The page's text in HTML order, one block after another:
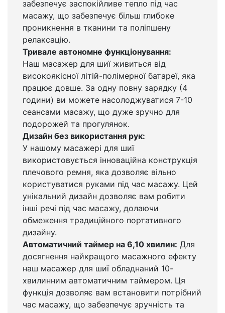
забезпечує заспокійливе тепло під час
масажу, що забезпечує більш глибоке
проникнення в тканини та поліпшену
релаксацію.
Тривале автономне функціонування:
Наш масажер для шиї живиться від
високоякісної літій-полімерної батареї, яка
працює довше. За одну повну зарядку (4
години) ви можете насолоджуватися 7-10
сеансами масажу, що дуже зручно для
подорожей та прогулянок.
Дизайн без використання рук:
У нашому масажері для шиї
використовується інноваційна конструкція
плечового ремня, яка дозволяє вільно
користуватися руками під час масажу. Цей
унікальний дизайн дозволяє вам робити
інші речі під час масажу, долаючи
обмеження традиційного портативного
дизайну.
Автоматичний таймер на 6,10 хвилин: Для
досягнення найкращого масажного ефекту
наш масажер для шиї обладнаний 10-
хвилинним автоматичним таймером. Ця
функція дозволяє вам встановити потрібний
час масажу, що забезпечує зручність та